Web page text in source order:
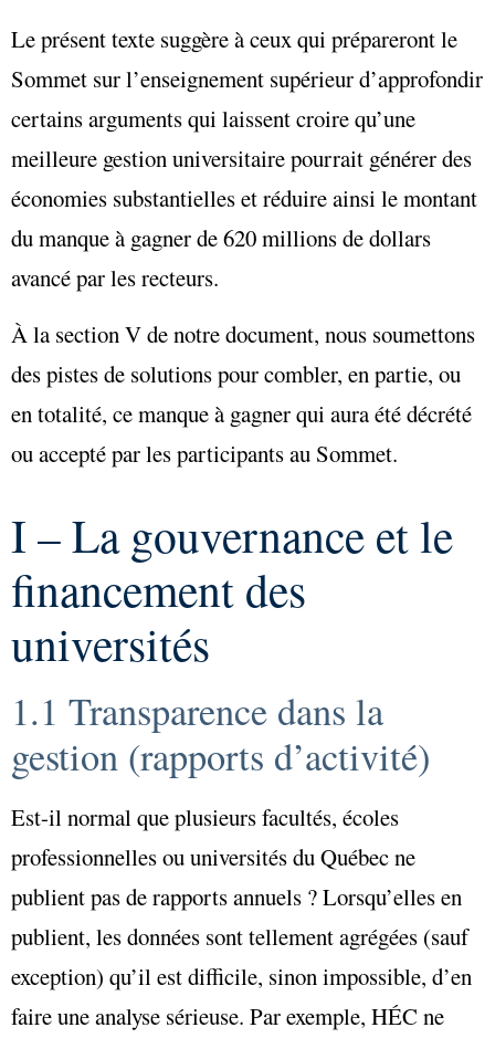
Le présent texte suggère à ceux qui prépareront le
Sommet sur l’enseignement supérieur d’approfondir
certains arguments qui laissent croire qu’une
meilleure gestion universitaire pourrait générer des
économies substantielles et réduire ainsi le montant
du manque à gagner de 620 millions de dollars
avancé par les recteurs.
À la section V de notre document, nous soumettons
des pistes de solutions pour combler, en partie, ou
en totalité, ce manque à gagner qui aura été décrété
ou accepté par les participants au Sommet.
I – La gouvernance et le
financement des
universités
1.1 Transparence dans la
gestion (rapports d’activité)
Est-il normal que plusieurs facultés, écoles
professionnelles ou universités du Québec ne
publient pas de rapports annuels ? Lorsqu’elles en
publient, les données sont tellement agrégées (sauf
exception) qu’il est difficile, sinon impossible, d’en
faire une analyse sérieuse. Par exemple, HÉC ne